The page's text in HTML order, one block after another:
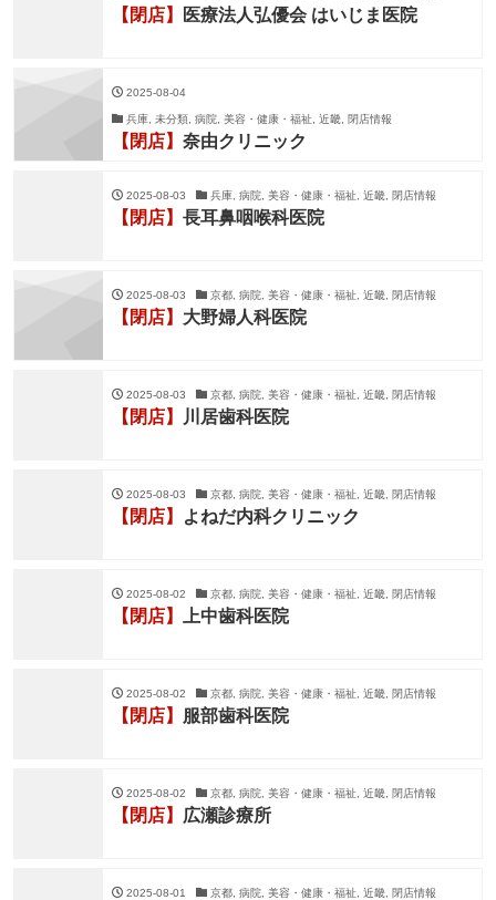
【閉店】 医療法人弘優会 はいじま医院
2025-08-04
兵庫, 未分類, 病院, 美容・健康・福祉, 近畿, 閉店情報
【閉店】 奈由クリニック
2025-08-03 兵庫, 病院, 美容・健康・福祉, 近畿, 閉店情報
【閉店】 長耳鼻咽喉科医院
2025-08-03 京都, 病院, 美容・健康・福祉, 近畿, 閉店情報
【閉店】 大野婦人科医院
2025-08-03 京都, 病院, 美容・健康・福祉, 近畿, 閉店情報
【閉店】 川居歯科医院
2025-08-03 京都, 病院, 美容・健康・福祉, 近畿, 閉店情報
【閉店】 よねだ内科クリニック
2025-08-02 京都, 病院, 美容・健康・福祉, 近畿, 閉店情報
【閉店】 上中歯科医院
2025-08-02 京都, 病院, 美容・健康・福祉, 近畿, 閉店情報
【閉店】 服部歯科医院
2025-08-02 京都, 病院, 美容・健康・福祉, 近畿, 閉店情報
【閉店】 広瀬診療所
2025-08-01 京都, 病院, 美容・健康・福祉, 近畿, 閉店情報